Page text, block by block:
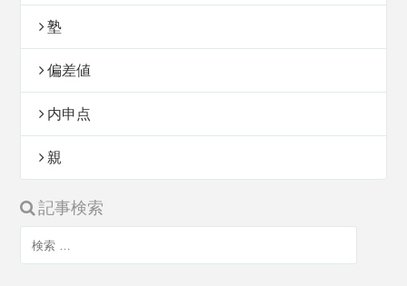
塾
偏差値
内申点
親
記事検索